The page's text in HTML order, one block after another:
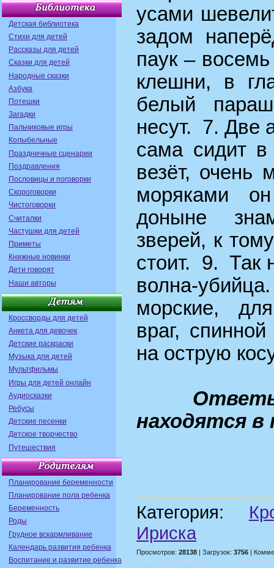
Детская библиотека
Стихи для детей
Рассказы для детей
Сказки для детей
Народные сказки
Азбука
Потешки
Загадки
Пальчиковые игры
Колыбельные
Праздничные сценарии
Поздравления
Пословицы и поговорки
Скороговорки
Чистоговорки
Считалки
Частушки для детей
Приметы
Книжные новинки
Дети говорят
Наши авторы
Кроссворды для детей
Анкета для девочек
Детские раскраски
Музыка для детей
Мультфильмы
Игры для детей онлайн
Аудиосказки
Ребусы
Детские песенки
Детское творчество
Путешествия
Планирование беременности
Планирование пола ребенка
Беременность
Роды
Грудное вскармливание
Календарь развития ребенка
Воспитание и развитие ребенка
усами
задом
паук –
клешни, в
белый
несут. 7. Две
сама сидит
везёт, очень
моряками
доныне
зверей, к
стоит. 9. Так
волна-
морские,
враг,
на острую
находятся
Категория:
Ириска
Просмотров: 28138 | Загрузок: 3756 |